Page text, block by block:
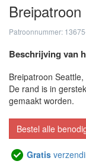
Patroonnummer:
Beschrijving van
Breipatroon
De rand is in
gemaakt worden.
Bestel alle
Gratis